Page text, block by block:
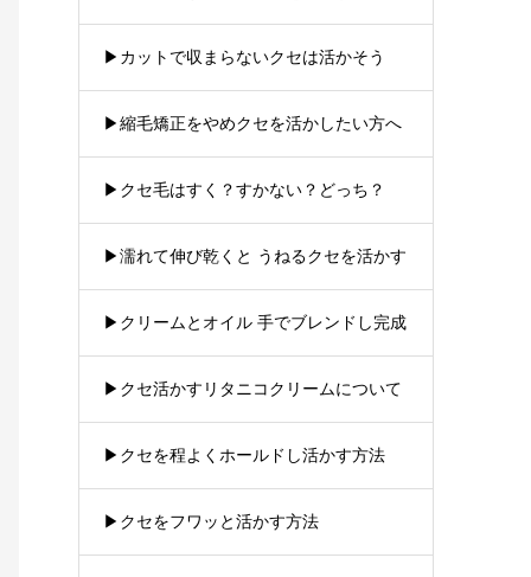
▶︎カットで収まらないクセは活かそう
▶︎縮毛矯正をやめクセを活かしたい方へ
▶︎クセ毛はすく？すかない？どっち？
▶︎濡れて伸び乾くと うねるクセを活かす
▶︎クリームとオイル 手でブレンドし完成
▶︎クセ活かすリタニコクリームについて
▶︎クセを程よくホールドし活かす方法
▶︎クセをフワッと活かす方法